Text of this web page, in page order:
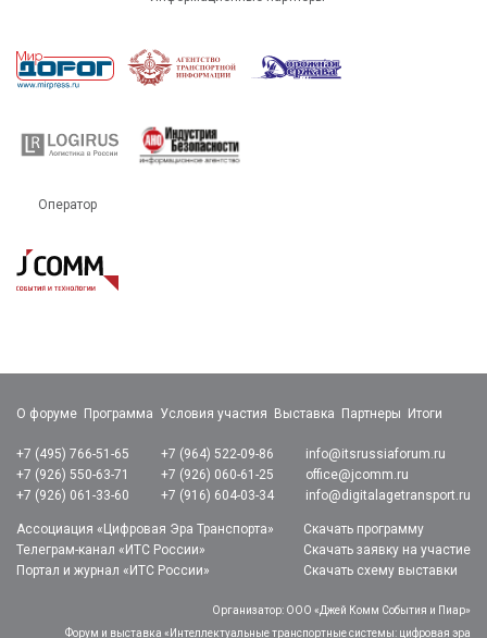
Оператор
О форуме Программа Условия участия Выставка Партнеры Итоги
Скачать программу
Скачать заявку на участие
Скачать схему выставки
+7 (495) 766-51-65
+7 (926) 550-63-71
+7 (926) 061-33-60
+7 (964) 522-09-86
+7 (926) 060-61-25
+7 (916) 604-03-34
info@itsrussiaforum.ru
office@jcomm.ru
info@digitalagetransport.ru
Ассоциация «Цифровая Эра Транспорта»
Телеграм-канал «ИТС России»
Портал и журнал «ИТС России»
Организатор: ООО «Джей Комм События и Пиар»
Форум и выставка «Интеллектуальные транспортные системы: цифровая эра